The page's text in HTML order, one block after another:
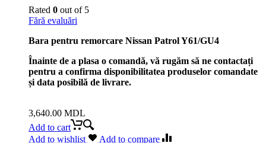
Rated 0 out of 5
Fără evaluări
Bara pentru remorcare Nissan Patrol Y61/GU4
Înainte de a plasa o comandă, vă rugăm să ne contactați
pentru a confirma disponibilitatea produselor comandate
și data posibilă de livrare.
3,640.00 MDL
Add to cart
Add to wishlist
Add to compare